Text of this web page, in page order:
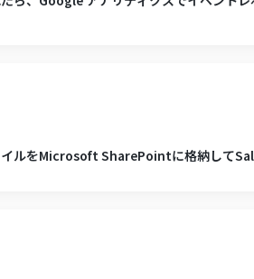
イルをMicrosoft SharePointに格納して